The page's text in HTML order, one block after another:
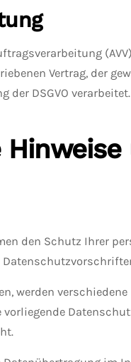
Vertrag, der
der DSGVO verarbeitet.
den Schutz Ihrer
werden